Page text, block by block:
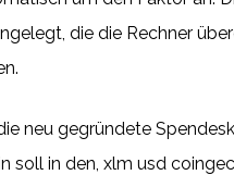
die die Rechner
neu gegründete
soll in den, xlm usd